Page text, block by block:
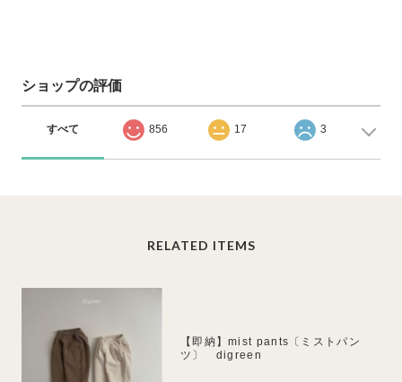
ショップの評価
すべて 856 17 3
RELATED ITEMS
【即納】mist pants〔ミストパン
ツ〕 digreen